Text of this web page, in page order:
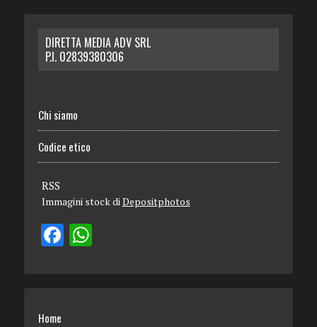
DIRETTA MEDIA ADV SRL
P.I. 02839380306
Chi siamo
Codice etico
RSS
Immagini stock diDepositphotos
Home